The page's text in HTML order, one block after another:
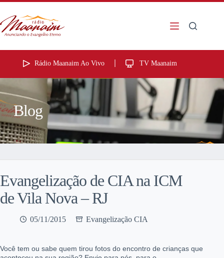
Rádio Maanaim Ao Vivo TV Maanaim
Blog
Evangelização de CIA na ICM
de Vila Nova – RJ
05/11/2015 Evangelização CIA
Você tem ou sabe quem tirou fotos do encontro de crianças que